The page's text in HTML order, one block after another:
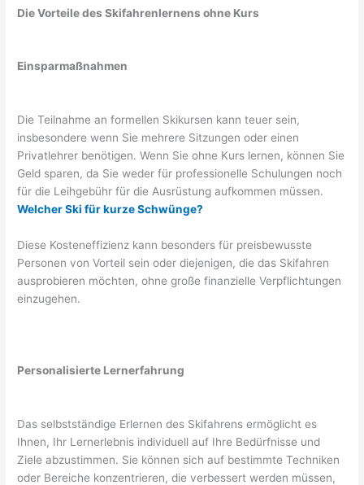
Die Vorteile des Skifahrenlernens ohne Kurs
Einsparmaßnahmen
Die Teilnahme an formellen Skikursen kann teuer sein,
insbesondere wenn Sie mehrere Sitzungen oder einen
Privatlehrer benötigen. Wenn Sie ohne Kurs lernen, können Sie
Geld sparen, da Sie weder für professionelle Schulungen noch
für die Leihgebühr für die Ausrüstung aufkommen müssen.
Welcher Ski für kurze Schwünge?
Diese Kosteneffizienz kann besonders für preisbewusste
Personen von Vorteil sein oder diejenigen, die das Skifahren
ausprobieren möchten, ohne große finanzielle Verpflichtungen
einzugehen.
Personalisierte Lernerfahrung
Das selbstständige Erlernen des Skifahrens ermöglicht es
Ihnen, Ihr Lernerlebnis individuell auf Ihre Bedürfnisse und
Ziele abzustimmen. Sie können sich auf bestimmte Techniken
oder Bereiche konzentrieren, die verbessert werden müssen,